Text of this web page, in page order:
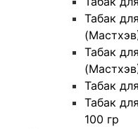
Табак
Табак
Табак
Табак
100 гр